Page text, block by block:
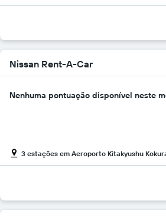
Nissan Rent-A-Car
Nenhuma pontuação disponível neste
3 estações em Aeroporto Kitakyushu